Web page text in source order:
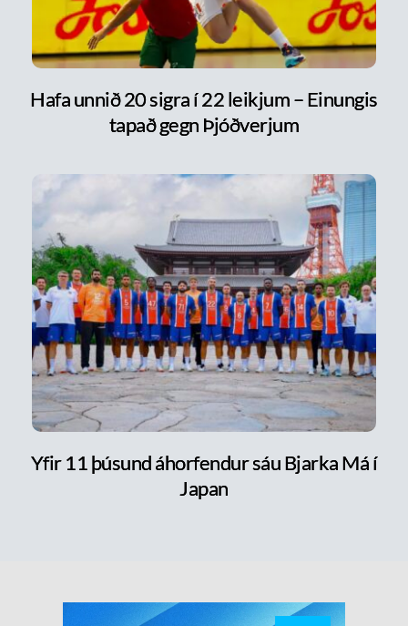
Hafa unnið 20 sigra í 22 leikjum – Einungis
tapað gegn Þjóðverjum
Yfir 11 þúsund áhorfendur sáu Bjarka Má í
Japan